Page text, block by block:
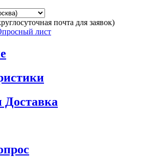
почта для заявок)
лист
Доставка